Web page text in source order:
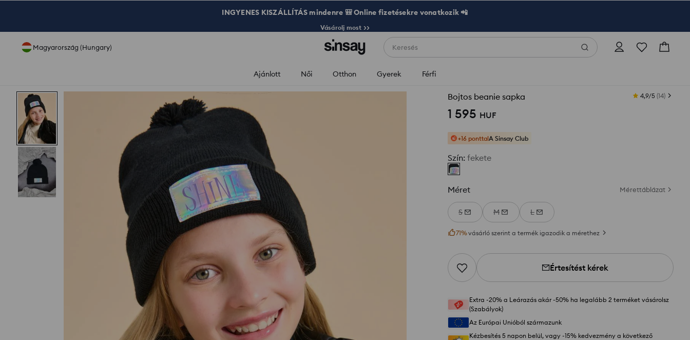
INGYENES KISZÁLLÍTÁS mindenre 🎒 Online fizetésekre vonatkozik 📲
Vásárolj most >>
Magyarország (Hungary) Keresés
Ajánlott Női Otthon Gyerek Férfi
Bojtos beanie sapka 4,9/5 (14)
1 595 HUF
+16 ponttalA Sinsay Club
Szín: fekete
Méret Mérettáblázat
S M L
71%vásárló szerint a termék igazodik a mérethez
Értesítést kérek
Extra -20% a Leárazás akár -50% ha legalább 2 terméket vásárolsz
(Szabályok)
Az Európai Unióból származunk
Kézbesítés 5 napon belül, vagy -15% kedvezmény a következő